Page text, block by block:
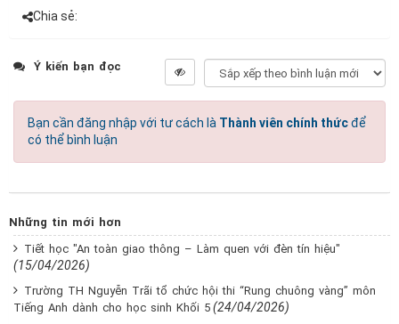
Chia sẻ:
Ý kiến bạn đọc
Bạn cần đăng nhập với tư cách là Thành viên chính thứcđể
có thể bình luận
Những tin mới hơn
Tiết học "An toàn giao thông – Làm quen với đèn tín hiệu"
(15/04/2026)
Trường TH Nguyễn Trãi tổ chức hội thi “Rung chuông vàng” môn
Tiếng Anh dành cho học sinh Khối 5 (24/04/2026)